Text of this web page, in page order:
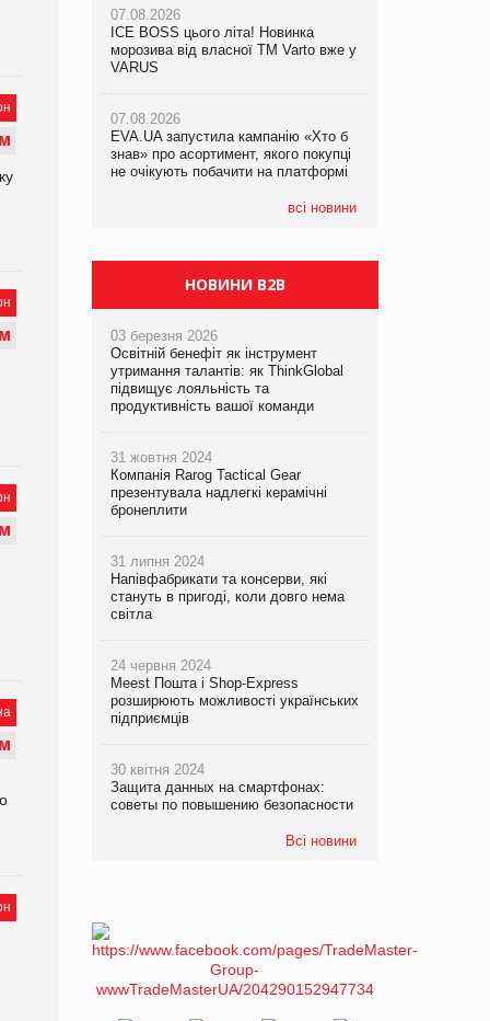
М
М
М
М
07.08.2026
ICE BOSS цього літа! Новинка
морозива від власної ТМ Varto вже у
VARUS
07.08.2026
EVA.UA запустила кампанію «Хто б
знав» про асортимент, якого покупці
не очікують побачити на платформі
всі новини
07.08.2026
ICE BOSS цього літа! Новинка
морозива від власної ТМ Varto вже у
VARUS
07.08.2026
EVA.UA запустила кампанію «Хто б
знав» про асортимент, якого покупці
не очікують побачити на платформі
07.08.2026
Франція заборонила рекламні дзвінки
НОВИНИ B2B
03 березня 2026
Освітній бенефіт як інструмент
утримання талантів: як ThinkGlobal
підвищує лояльність та
продуктивність вашої команди
31 жовтня 2024
Компанія Rarog Tactical Gear
презентувала надлегкі керамічні
бронеплити
31 липня 2024
Напівфабрикати та консерви, які
стануть в пригоді, коли довго нема
світла
24 червня 2024
Meest Пошта і Shop-Express
розширюють можливості українських
підприємців
30 квітня 2024
Защита данных на смартфонах:
советы по повышению безопасности
Всі новини